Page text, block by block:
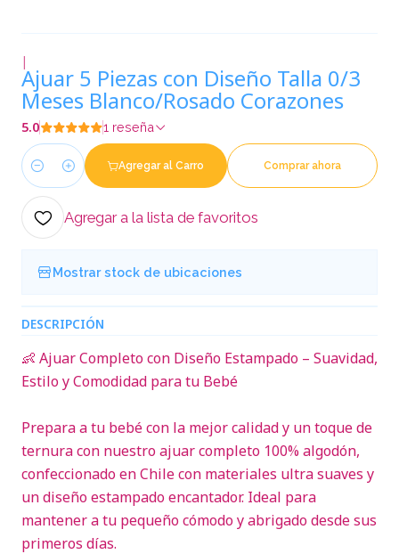
|
Ajuar 5 Piezas con Diseño Talla 0/3
Meses Blanco/Rosado Corazones
5.0 1 reseña
Cantidad
Agregar al Carro Comprar ahora
Agregar a la lista de favoritos
Mostrar stock de ubicaciones
DESCRIPCIÓN
👶 Ajuar Completo con Diseño Estampado – Suavidad,
Estilo y Comodidad para tu Bebé
Prepara a tu bebé con la mejor calidad y un toque de
ternura con nuestro ajuar completo 100% algodón,
confeccionado en Chile con materiales ultra suaves y
un diseño estampado encantador. Ideal para
mantener a tu pequeño cómodo y abrigado desde sus
primeros días.